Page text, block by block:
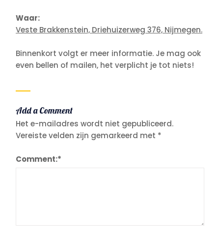
Waar:
Veste Brakkenstein, Driehuizerweg 376, Nijmegen.
Binnenkort volgt er meer informatie. Je mag ook
even bellen of mailen, het verplicht je tot niets!
Add a Comment
Het e-mailadres wordt niet gepubliceerd.
Vereiste velden zijn gemarkeerd met *
Comment:*